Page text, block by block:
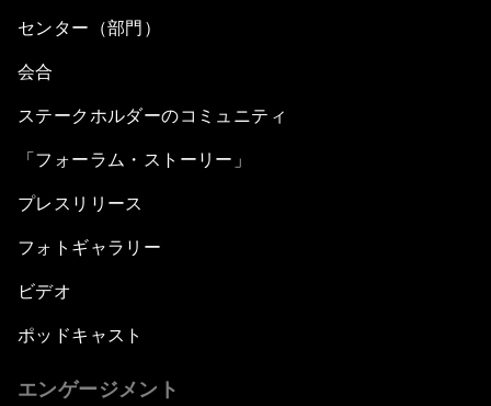
センター（部門）
会合
ステークホルダーのコミュニティ
「フォーラム・ストーリー」
プレスリリース
フォトギャラリー
ビデオ
ポッドキャスト
エンゲージメント